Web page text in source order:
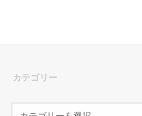
カテゴリー